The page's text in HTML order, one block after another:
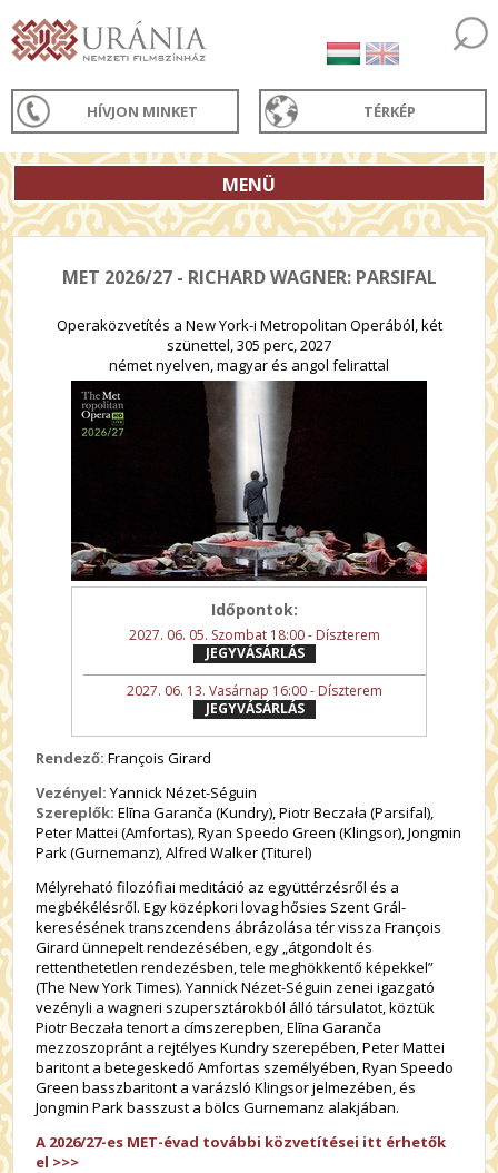
HÍVJON MINKET TÉRKÉP
MENÜ
MET 2026/27 - RICHARD WAGNER: PARSIFAL
Operaközvetítés a New York-i Metropolitan Operából, két
szünettel, 305 perc, 2027
német nyelven, magyar és angol felirattal
Időpontok:
2027. 06. 05. Szombat 18:00 - Díszterem
JEGYVÁSÁRLÁS
2027. 06. 13. Vasárnap 16:00 - Díszterem
JEGYVÁSÁRLÁS
Rendező: François Girard
Vezényel:Yannick Nézet-Séguin
Szereplők: Elīna Garanča (Kundry), Piotr Beczała (Parsifal),
Peter Mattei (Amfortas), Ryan Speedo Green (Klingsor), Jongmin
Park (Gurnemanz), Alfred Walker (Titurel)
Mélyreható filozófiai meditáció az együttérzésről és a
megbékélésről. Egy középkori lovag hősies Szent Grál-
keresésének transzcendens ábrázolása tér vissza François
Girard ünnepelt rendezésében, egy „átgondolt és
rettenthetetlen rendezésben, tele meghökkentő képekkel”
(The New York Times). Yannick Nézet-Séguin zenei igazgató
vezényli a wagneri szupersztárokból álló társulatot, köztük
Piotr Beczała tenort a címszerepben, Elīna Garanča
mezzoszopránt a rejtélyes Kundry szerepében, Peter Mattei
baritont a betegeskedő Amfortas személyében, Ryan Speedo
Green basszbaritont a varázsló Klingsor jelmezében, és
Jongmin Park basszust a bölcs Gurnemanz alakjában.
A 2026/27-es MET-évad további közvetítései itt érhetők
el >>>